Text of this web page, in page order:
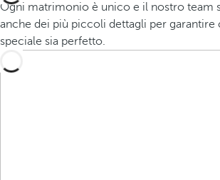
Ogni matrimonio è unico e il nostro team
anche dei più piccoli dettagli per
speciale sia perfetto.